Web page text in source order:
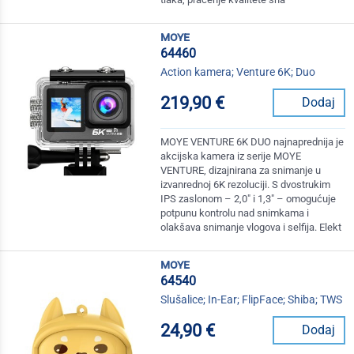
moye
64460
Action kamera; Venture 6K; Duo
219,90 € Dodaj
MOYE VENTURE 6K DUO najnaprednija je
akcijska kamera iz serije MOYE
VENTURE, dizajnirana za snimanje u
izvanrednoj 6K rezoluciji. S dvostrukim
IPS zaslonom – 2,0" i 1,3" – omogućuje
potpunu kontrolu nad snimkama i
olakšava snimanje vlogova i selfija. Elekt
moye
64540
Slušalice; In-Ear; FlipFace; Shiba; TWS
24,90 € Dodaj